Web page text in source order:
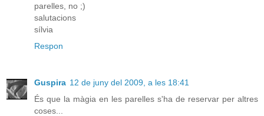
parelles, no ;)
salutacions
sílvia
Respon
Guspira 12 de juny del 2009, a les 18:41
És que la màgia en les parelles s'ha de reservar per altres
coses...